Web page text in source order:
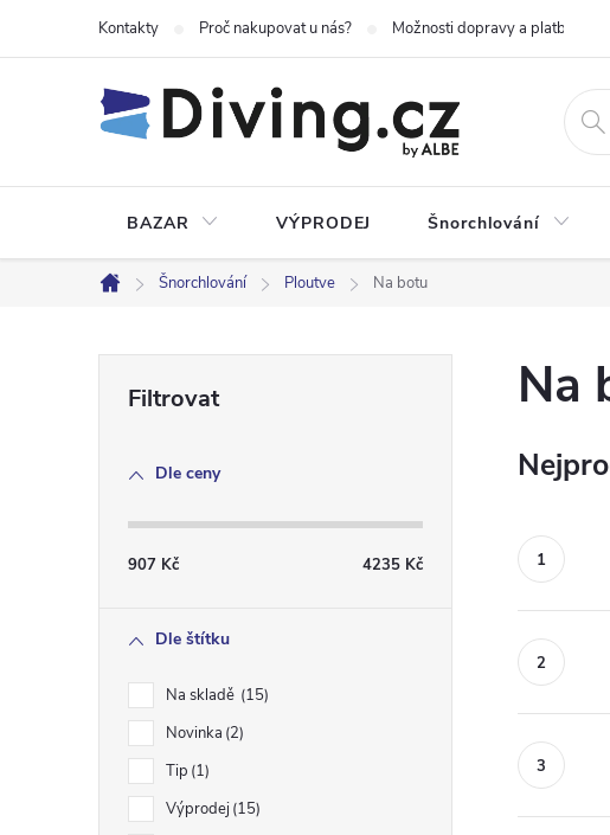
Kontakty Proč nakupovat u nás? Možnosti dopravy a platby
BAZAR VÝPRODEJ Šnorchlování
Domů
Šnorchlování Ploutve Na botu
Dle ceny
907 Kč 4235 Kč
Dle štítku
Na skladě 15
Novinka 2
Tip 1
Výprodej 15
Na